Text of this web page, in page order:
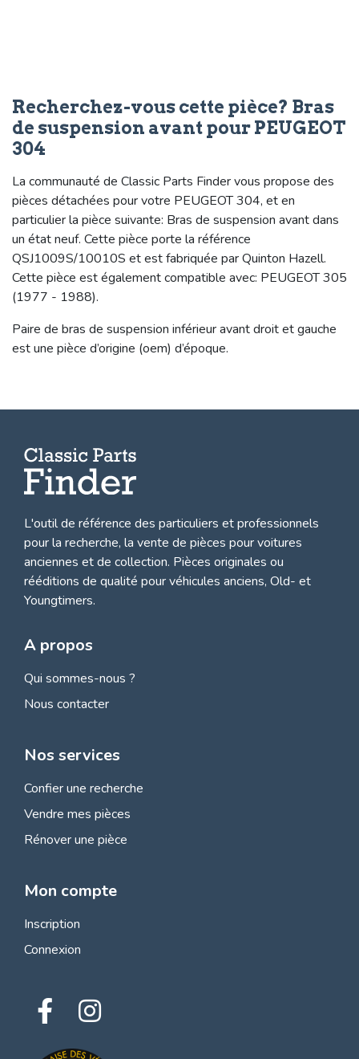
Recherchez-vous cette pièce? Bras
de suspension avant pour PEUGEOT
304
La communauté de Classic Parts Finder vous propose des
pièces détachées pour votre PEUGEOT 304, et en
particulier la pièce suivante: Bras de suspension avant dans
un état neuf. Cette pièce porte la référence
QSJ1009S/10010S et est fabriquée par Quinton Hazell.
Cette pièce est également compatible avec: PEUGEOT 305
(1977 - 1988).
Paire de bras de suspension inférieur avant droit et gauche
est une pièce d’origine (oem) d’époque.
L'outil de référence des particuliers et professionnels
pour la recherche, la vente de pièces pour voitures
anciennes et de collection. Pièces originales ou
rééditions de qualité pour véhicules anciens, Old- et
Youngtimers.
A propos
Qui sommes-nous ?
Nous contacter
Nos services
Confier une recherche
Vendre mes pièces
Rénover une pièce
Mon compte
Inscription
Connexion